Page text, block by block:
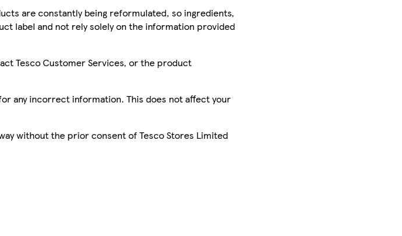
are constantly being reformulated, so ingredients,
label and not rely solely on the information provided
Tesco Customer Services, or the product
any incorrect information. This does not affect your
without the prior consent of Tesco Stores Limited